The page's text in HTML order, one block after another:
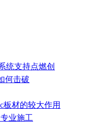
统支持点燃创
何击破
板材的较大作用
业施工